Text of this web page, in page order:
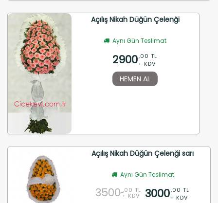
Açılış Nikah Düğün Çelenği
Aynı Gün Teslimat
2900,00 TL
+ KDV
HEMEN AL
Açılış Nikah Düğün Çelenği sarı
Aynı Gün Teslimat
3500 ,00 TL
+ KDV 3000,00 TL
+ KDV